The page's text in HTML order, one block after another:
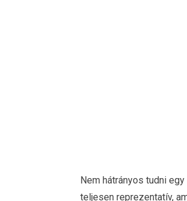
Nem hátrányos tudni
teljesen reprezentatív,